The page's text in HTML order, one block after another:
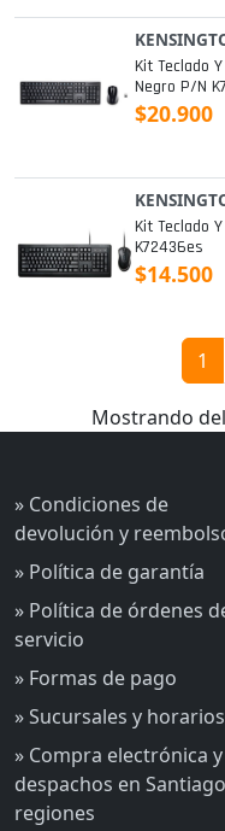
Kit Teclado
Negro P/n
$20.900
Kit Teclado
K72436es
$14.500
1
Mostrando
» Condiciones de
devolución y
» Política de garantía
» Política de órdenes
servicio
» Formas de pago
» Sucursales y horarios
» Compra electrónica y
despachos en
regiones